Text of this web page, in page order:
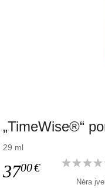
„TimeWise®“
29 ml
3700€
Nėra